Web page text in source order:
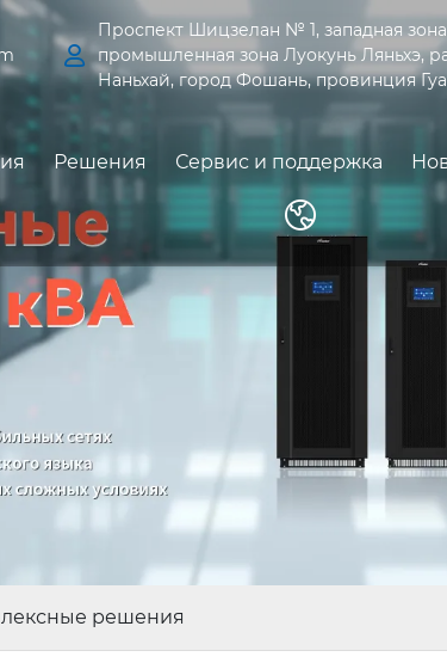

Проспект Шицзелан № 1, западная зона
промышленная зона Луокунь Ляньхэ,
Наньхай, город Фошань, провинция
Решения Сервис и поддержка

решения